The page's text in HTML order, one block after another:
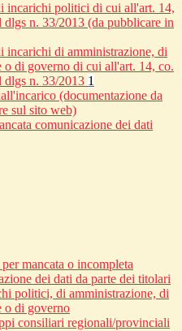
incarichi politici di cui all'art. 14,
dlgs n. 33/2013 (da pubblicare in
incarichi di amministrazione, di
o di governo di cui all'art. 14, co.
dlgs n. 33/2013 1
(documentazione da
sul sito web)
comunicazione dei dati
mancata o incompleta
dei dati da parte dei titolari
politici, di amministrazione, di
o di governo
consiliari regionali/provinciali